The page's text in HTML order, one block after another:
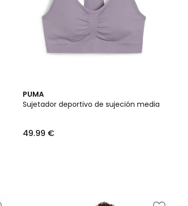
PUMA
Sujetador deportivo de sujeción media
49.99 €